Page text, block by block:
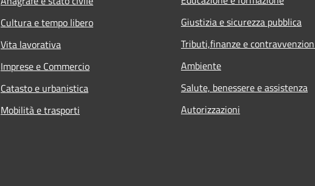
Cultura e tempo libero
Vita lavorativa
Imprese e Commercio
Catasto e urbanistica
Mobilità e trasporti
Giustizia e sicurezza pubblica
Tributi,finanze e
Ambiente
Salute, benessere e assistenza
Autorizzazioni